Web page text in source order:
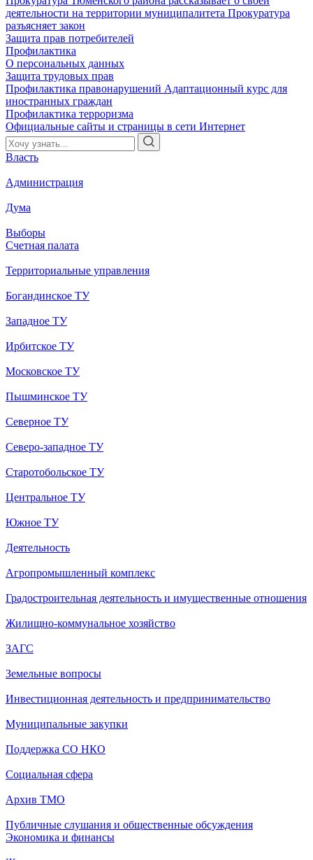
деятельности на территории муниципалитета Прокуратура
разъясняет закон
Защита прав потребителей
Профилактика
О персональных данных
Защита трудовых прав
Профилактика правонарушений Адаптационный курс для
иностранных граждан
Профилактика терроризма
Официальные сайты и страницы в сети Интернет
Власть
Администрация
Дума
Выборы
Счетная палата
Территориальные управления
Богандинское ТУ
Западное ТУ
Ирбитское ТУ
Московское ТУ
Пышминское ТУ
Северное ТУ
Северо-западное ТУ
Старотобольское ТУ
Центральное ТУ
Южное ТУ
Деятельность
Агропромышленный комплекс
Градостроительная деятельность и имущественные отношения
Жилищно-коммунальное хозяйство
ЗАГС
Земельные вопросы
Инвестиционная деятельность и предпринимательство
Муниципальные закупки
Поддержка СО НКО
Социальная сфера
Архив ТМО
Публичные слушания и общественные обсуждения
Экономика и финансы